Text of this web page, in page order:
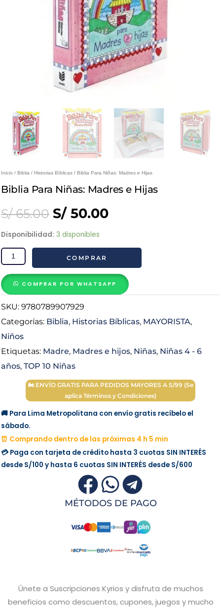
Inicio / Biblia / Historias Bíblicas / Biblia Para Niñas: Madres e Hijas
Biblia Para Niñas: Madres e Hijas
S/65.00 Original
price
was:
S/ 65.00.
S/50.00Current
S/ 50.00.
Disponibilidad: 3 disponibles
Biblia
Para
Niñas:
e
Hijas
cantidad
COMPRAR
COMPRAR POR WHATSAPP
SKU: 9780789907929
Categorías: Biblia, Historias Bíblicas, MAYORISTA,
Niños
Etiquetas: Madre, Madres e hijos, Niñas, Niñas 4 - 6
años, TOP 10 Niñas
🏍 ENVÍO GRATIS PARA PEDIDOS MAYORES A S/99 (Se
aplica Términos y Condiciones)
🚚 Para Lima Metropolitana con envío gratis recíbelo el
sábado.
⏰ Comprando dentro de las próximas 4 h 5 min
💳 Paga con tarjeta de crédito hasta 3 cuotas SIN INTERÉS
desde S/100 y hasta 6 cuotas SIN INTERÉS desde S/600
MÉTODOS DE PAGO
Únete a Suscripciones Kyrios y disfruta de muchos
beneficios como descuentos, cupones, juegos y mucho